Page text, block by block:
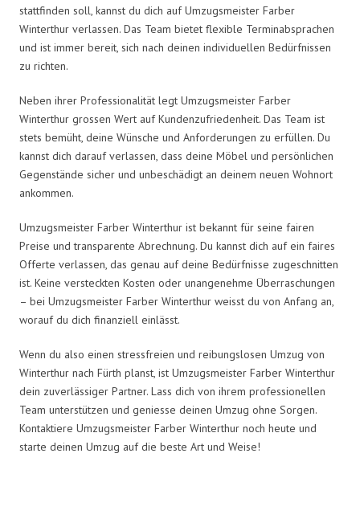
stattfinden soll, kannst du dich auf Umzugsmeister Farber
Winterthur verlassen. Das Team bietet flexible Terminabsprachen
und ist immer bereit, sich nach deinen individuellen Bedürfnissen
zu richten.
Neben ihrer Professionalität legt Umzugsmeister Farber
Winterthur grossen Wert auf Kundenzufriedenheit. Das Team ist
stets bemüht, deine Wünsche und Anforderungen zu erfüllen. Du
kannst dich darauf verlassen, dass deine Möbel und persönlichen
Gegenstände sicher und unbeschädigt an deinem neuen Wohnort
ankommen.
Umzugsmeister Farber Winterthur ist bekannt für seine fairen
Preise und transparente Abrechnung. Du kannst dich auf ein faires
Offerte verlassen, das genau auf deine Bedürfnisse zugeschnitten
ist. Keine versteckten Kosten oder unangenehme Überraschungen
– bei Umzugsmeister Farber Winterthur weisst du von Anfang an,
worauf du dich finanziell einlässt.
Wenn du also einen stressfreien und reibungslosen Umzug von
Winterthur nach Fürth planst, ist Umzugsmeister Farber Winterthur
dein zuverlässiger Partner. Lass dich von ihrem professionellen
Team unterstützen und geniesse deinen Umzug ohne Sorgen.
Kontaktiere Umzugsmeister Farber Winterthur noch heute und
starte deinen Umzug auf die beste Art und Weise!